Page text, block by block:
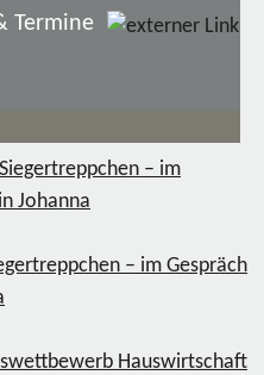
Termine
– im Gespräch
Hauswirtschaft